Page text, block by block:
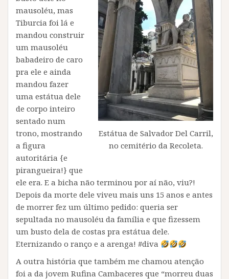
Estátua de Salvador Del Carril,
no cemitério da Recoleta.
mausoléu, mas
Tiburcia foi lá e
mandou construir
um mausoléu
babadeiro de caro
pra ele e ainda
mandou fazer
uma estátua dele
de corpo inteiro
sentado num
trono, mostrando
a figura
autoritária {e
pirangueira!} que
ele era. E a bicha não terminou por aí não, viu?!
Depois da morte dele viveu mais uns 15 anos e antes
de morrer fez um último pedido: queria ser
sepultada no mausoléu da família e que fizessem
um busto dela de costas pra estátua dele.
Eternizando o ranço e a arenga! #diva
A outra história que também me chamou atenção
foi a da jovem Rufina Cambaceres que “morreu duas